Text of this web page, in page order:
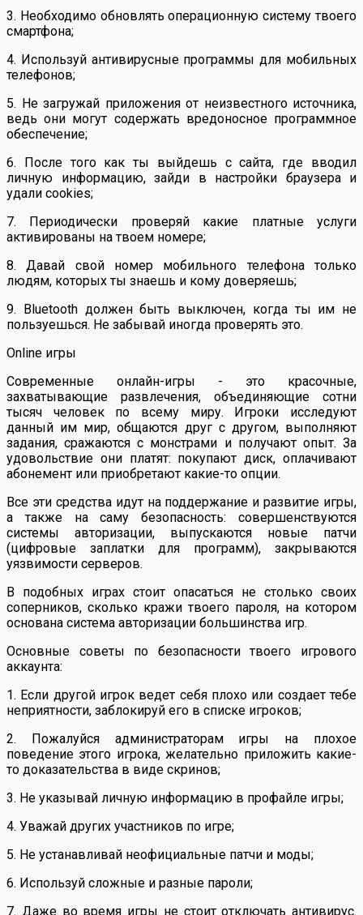
3. Необходимо обновлять операционную систему твоего
смартфона;
4. Используй антивирусные программы для мобильных
телефонов;
5. Не загружай приложения от неизвестного источника,
ведь они могут содержать вредоносное программное
обеспечение;
6. После того как ты выйдешь с сайта, где вводил
личную информацию, зайди в настройки браузера и
удали cookies;
7. Периодически проверяй какие платные услуги
активированы на твоем номере;
8. Давай свой номер мобильного телефона только
людям, которых ты знаешь и кому доверяешь;
9. Bluetooth должен быть выключен, когда ты им не
пользуешься. Не забывай иногда проверять это.
Online игры
Современные онлайн-игры - это красочные,
захватывающие развлечения, объединяющие сотни
тысяч человек по всему миру. Игроки исследуют
данный им мир, общаются друг с другом, выполняют
задания, сражаются с монстрами и получают опыт. За
удовольствие они платят: покупают диск, оплачивают
абонемент или приобретают какие-то опции.
Все эти средства идут на поддержание и развитие игры,
а также на саму безопасность: совершенствуются
системы авторизации, выпускаются новые патчи
(цифровые заплатки для программ), закрываются
уязвимости серверов.
В подобных играх стоит опасаться не столько своих
соперников, сколько кражи твоего пароля, на котором
основана система авторизации большинства игр.
Основные советы по безопасности твоего игрового
аккаунта:
1. Если другой игрок ведет себя плохо или создает тебе
неприятности, заблокируй его в списке игроков;
2. Пожалуйся администраторам игры на плохое
поведение этого игрока, желательно приложить какие-
то доказательства в виде скринов;
3. Не указывай личную информацию в профайле игры;
4. Уважай других участников по игре;
5. Не устанавливай неофициальные патчи и моды;
6. Используй сложные и разные пароли;
7. Даже во время игры не стоит отключать антивирус.